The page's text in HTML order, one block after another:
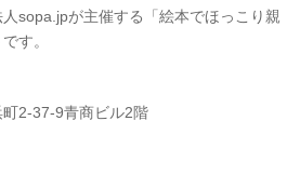
sopa.jpが主催する「絵本でほっこり親
す。
2-37-9青商ビル2階